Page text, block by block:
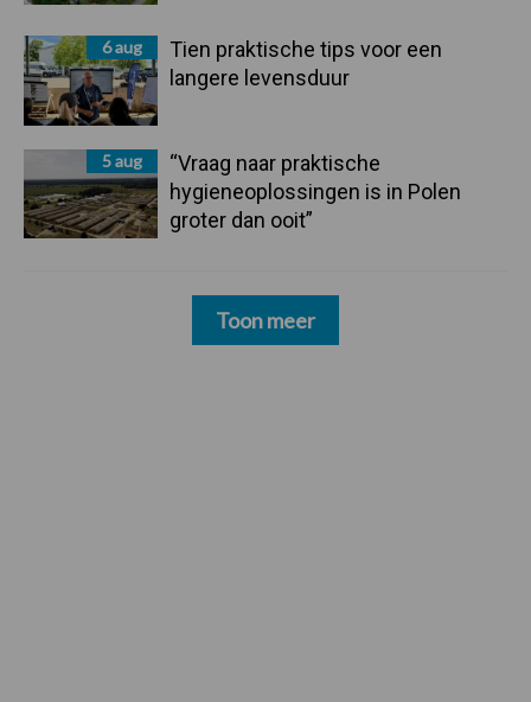
6 aug
Tien praktische tips voor een
langere levensduur
5 aug
“Vraag naar praktische
hygieneoplossingen is in Polen
groter dan ooit”
Toon meer